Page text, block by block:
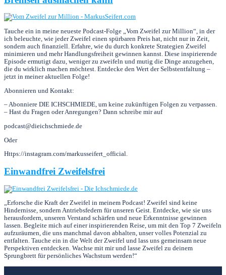
Tauche ein in meine neueste Podcast-Folge „Vom Zweifel zur Million“, in der
ich beleuchte, wie jeder Zweifel einen spürbaren Preis hat, nicht nur in Zeit,
sondern auch finanziell. Erfahre, wie du durch konkrete Strategien Zweifel
minimieren und mehr Handlungsfreiheit gewinnen kannst. Diese inspirierende
Episode ermutigt dazu, weniger zu zweifeln und mutig die Dinge anzugehen,
die du wirklich machen möchtest. Entdecke den Wert der Selbstentfaltung –
jetzt in meiner aktuellen Folge!
Abonnieren und Kontakt:
– Abonniere DIE ICHSCHMIEDE, um keine zukünftigen Folgen zu verpassen.
– Hast du Fragen oder Anregungen? Dann schreibe mir auf
podcast@dieichschmiede.de
Oder
Https://instagram.com/markusseifert_official.
Einwandfrei Zweifelsfrei
„Erforsche die Kraft der Zweifel in meinem Podcast! Zweifel sind keine
Hindernisse, sondern Antriebsfedern für unseren Geist. Entdecke, wie sie uns
herausfordern, unseren Verstand schärfen und neue Erkenntnisse gewinnen
lassen. Begleite mich auf einer inspirierenden Reise, um mit den Top 7 Zweifeln
aufzuräumen, die uns manchmal davon abhalten, unser volles Potenzial zu
entfalten. Tauche ein in die Welt der Zweifel und lass uns gemeinsam neue
Perspektiven entdecken. Wachse mit mir und lasse Zweifel zu deinem
Sprungbrett für persönliches Wachstum werden!“